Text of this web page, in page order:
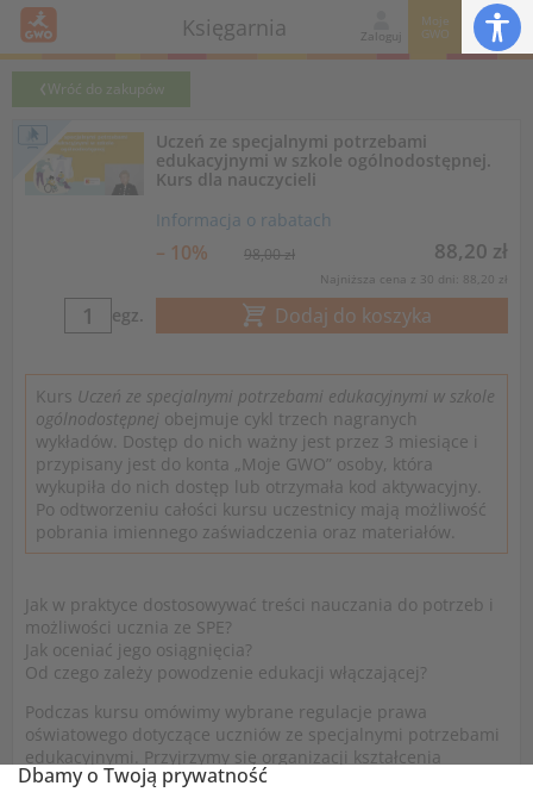
Księgarnia Zaloguj
Moje
GWO
Wróć do zakupów
egz.
– 10%
Informacja o rabatach
98,00 zł 88,20 zł
Najniższa cena z 30 dni: 88,20 zł
Dodaj do koszyka
Uczeń ze specjalnymi potrzebami
edukacyjnymi w szkole ogólnodostępnej.
Kurs dla nauczycieli
Kurs Uczeń ze specjalnymi potrzebami edukacyjnymi w szkole
ogólnodostępnej obejmuje cykl trzech nagranych
wykładów. Dostęp do nich ważny jest przez 3 miesiące i
przypisany jest do konta „Moje GWO” osoby, która
wykupiła do nich dostęp lub otrzymała kod aktywacyjny.
Po odtworzeniu całości kursu uczestnicy mają możliwość
pobrania imiennego zaświadczenia oraz materiałów.
Jak w praktyce dostosowywać treści nauczania do potrzeb i
możliwości ucznia ze SPE?
Jak oceniać jego osiągnięcia?
Od czego zależy powodzenie edukacji włączającej?
Podczas kursu omówimy wybrane regulacje prawa
oświatowego dotyczące uczniów ze specjalnymi potrzebami
edukacyjnymi. Przyjrzymy się organizacji kształcenia
specjalnego oraz pomocy psychologiczno-pedagogicznej.
Dbamy o Twoją prywatność